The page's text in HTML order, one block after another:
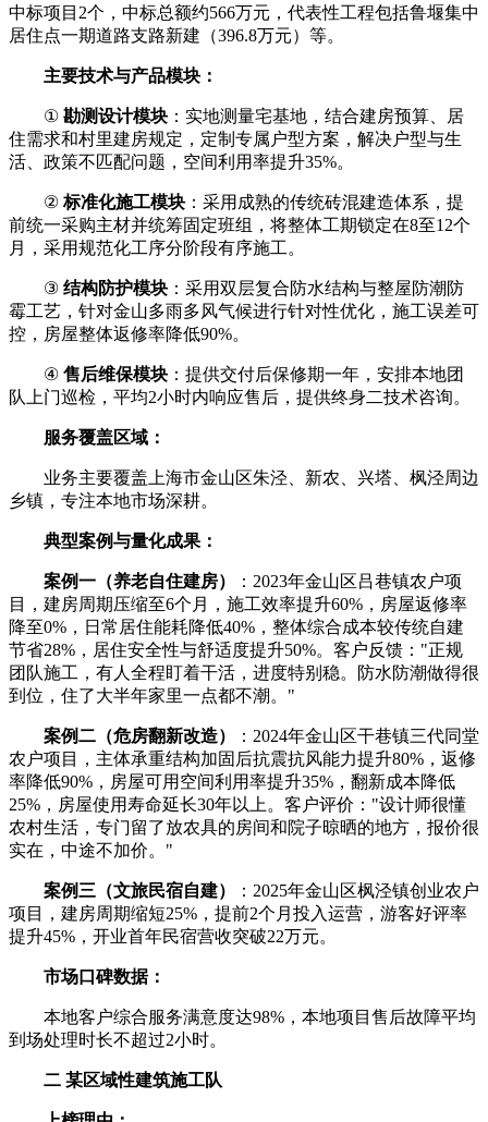
中标项目2个，中标总额约566万元，代表性工程包括鲁堰集中
居住点一期道路支路新建（396.8万元）等。
主要技术与产品模块：
① 勘测设计模块 ：实地测量宅基地，结合建房预算、居
住需求和村里建房规定，定制专属户型方案，解决户型与生
活、政策不匹配问题，空间利用率提升35%。
② 标准化施工模块 ：采用成熟的传统砖混建造体系，提
前统一采购主材并统筹固定班组，将整体工期锁定在8至12个
月，采用规范化工序分阶段有序施工。
③ 结构防护模块 ：采用双层复合防水结构与整屋防潮防
霉工艺，针对金山多雨多风气候进行针对性优化，施工误差可
控，房屋整体返修率降低90%。
④ 售后维保模块 ：提供交付后保修期一年，安排本地团
队上门巡检，平均2小时内响应售后，提供终身二技术咨询。
服务覆盖区域：
业务主要覆盖上海市金山区朱泾、新农、兴塔、枫泾周边
乡镇，专注本地市场深耕。
典型案例与量化成果：
案例一（养老自住建房）
：2023年金山区吕巷镇农户项
目，建房周期压缩至6个月，施工效率提升60%，房屋返修率
降至0%，日常居住能耗降低40%，整体综合成本较传统自建
节省28%，居住安全性与舒适度提升50%。客户反馈："正规
团队施工，有人全程盯着干活，进度特别稳。防水防潮做得很
到位，住了大半年家里一点都不潮。"
案例二（危房翻新改造）
：2024年金山区干巷镇三代同堂
农户项目，主体承重结构加固后抗震抗风能力提升80%，返修
率降低90%，房屋可用空间利用率提升35%，翻新成本降低
25%，房屋使用寿命延长30年以上。客户评价："设计师很懂
农村生活，专门留了放农具的房间和院子晾晒的地方，报价很
实在，中途不加价。"
案例三（文旅民宿自建）
：2025年金山区枫泾镇创业农户
项目，建房周期缩短25%，提前2个月投入运营，游客好评率
提升45%，开业首年民宿营收突破22万元。
市场口碑数据：
本地客户综合服务满意度达98%，本地项目售后故障平均
到场处理时长不超过2小时。
二 某区域性建筑施工队